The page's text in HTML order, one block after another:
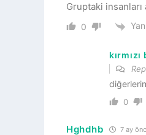
Gruptaki
0
kırmızı
0
Hghdhb 7 ay